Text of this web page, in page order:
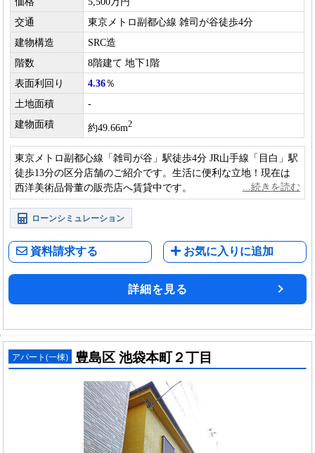
交通
東京メトロ副都心線 雑司が谷徒歩4分
建物構造
SRC造
階数
8階建て 地下1階
表面利回り
4.36％
土地面積
-
建物面積
約49.66m2
東京メトロ副都心線「雑司が谷」駅徒歩4分 JR山手線「目白」駅
徒歩13分の区分店舗のご紹介です。生活に便利な立地！現在は
西洋美術品骨董の販売店へ賃貸中です。
ローンシミュレーション
資料請求する お気に入りに追加
詳細を見る
アパート(一棟) 豊島区 池袋本町２丁目